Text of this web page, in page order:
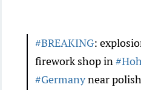
#BREAKING:
firework shop in
#Germanynear